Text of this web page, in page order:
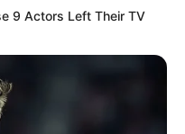
9 Actors Left Their TV